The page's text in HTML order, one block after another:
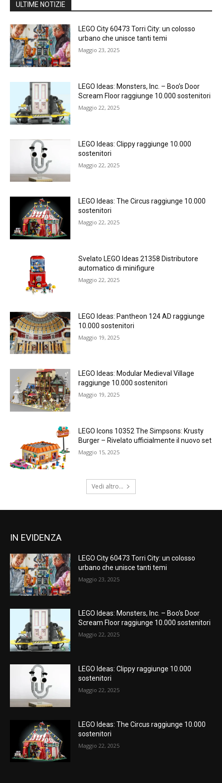
ULTIME NOTIZIE
LEGO City 60473 Torri City: un colosso
urbano che unisce tanti temi
Maggio 23, 2025
LEGO Ideas: Monsters, Inc. – Boo’s Door
Scream Floor raggiunge 10.000 sostenitori
Maggio 22, 2025
LEGO Ideas: Clippy raggiunge 10.000
sostenitori
Maggio 22, 2025
LEGO Ideas: The Circus raggiunge 10.000
sostenitori
Maggio 22, 2025
Svelato LEGO Ideas 21358 Distributore
automatico di minifigure
Maggio 22, 2025
LEGO Ideas: Pantheon 124 AD raggiunge
10.000 sostenitori
Maggio 19, 2025
LEGO Ideas: Modular Medieval Village
raggiunge 10.000 sostenitori
Maggio 19, 2025
LEGO Icons 10352 The Simpsons: Krusty
Burger – Rivelato ufficialmente il nuovo set
Maggio 15, 2025
Vedi altro...
IN EVIDENZA
LEGO City 60473 Torri City: un colosso
urbano che unisce tanti temi
Maggio 23, 2025
LEGO Ideas: Monsters, Inc. – Boo’s Door
Scream Floor raggiunge 10.000 sostenitori
Maggio 22, 2025
LEGO Ideas: Clippy raggiunge 10.000
sostenitori
Maggio 22, 2025
LEGO Ideas: The Circus raggiunge 10.000
sostenitori
Maggio 22, 2025